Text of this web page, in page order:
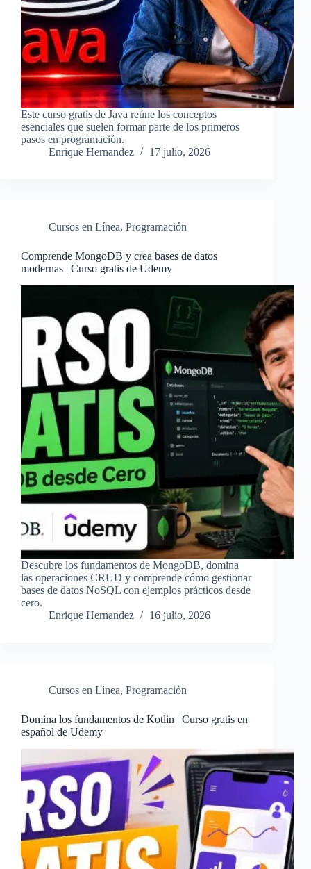
Este curso gratis de Java reúne los conceptos
esenciales que suelen formar parte de los primeros
pasos en programación.
Enrique Hernandez
17 julio, 2026
Cursos en Línea, Programación
Comprende MongoDB y crea bases de datos
modernas | Curso gratis de Udemy
Descubre los fundamentos de MongoDB, domina
las operaciones CRUD y comprende cómo gestionar
bases de datos NoSQL con ejemplos prácticos desde
cero.
Enrique Hernandez
16 julio, 2026
Cursos en Línea, Programación
Domina los fundamentos de Kotlin | Curso gratis en
español de Udemy